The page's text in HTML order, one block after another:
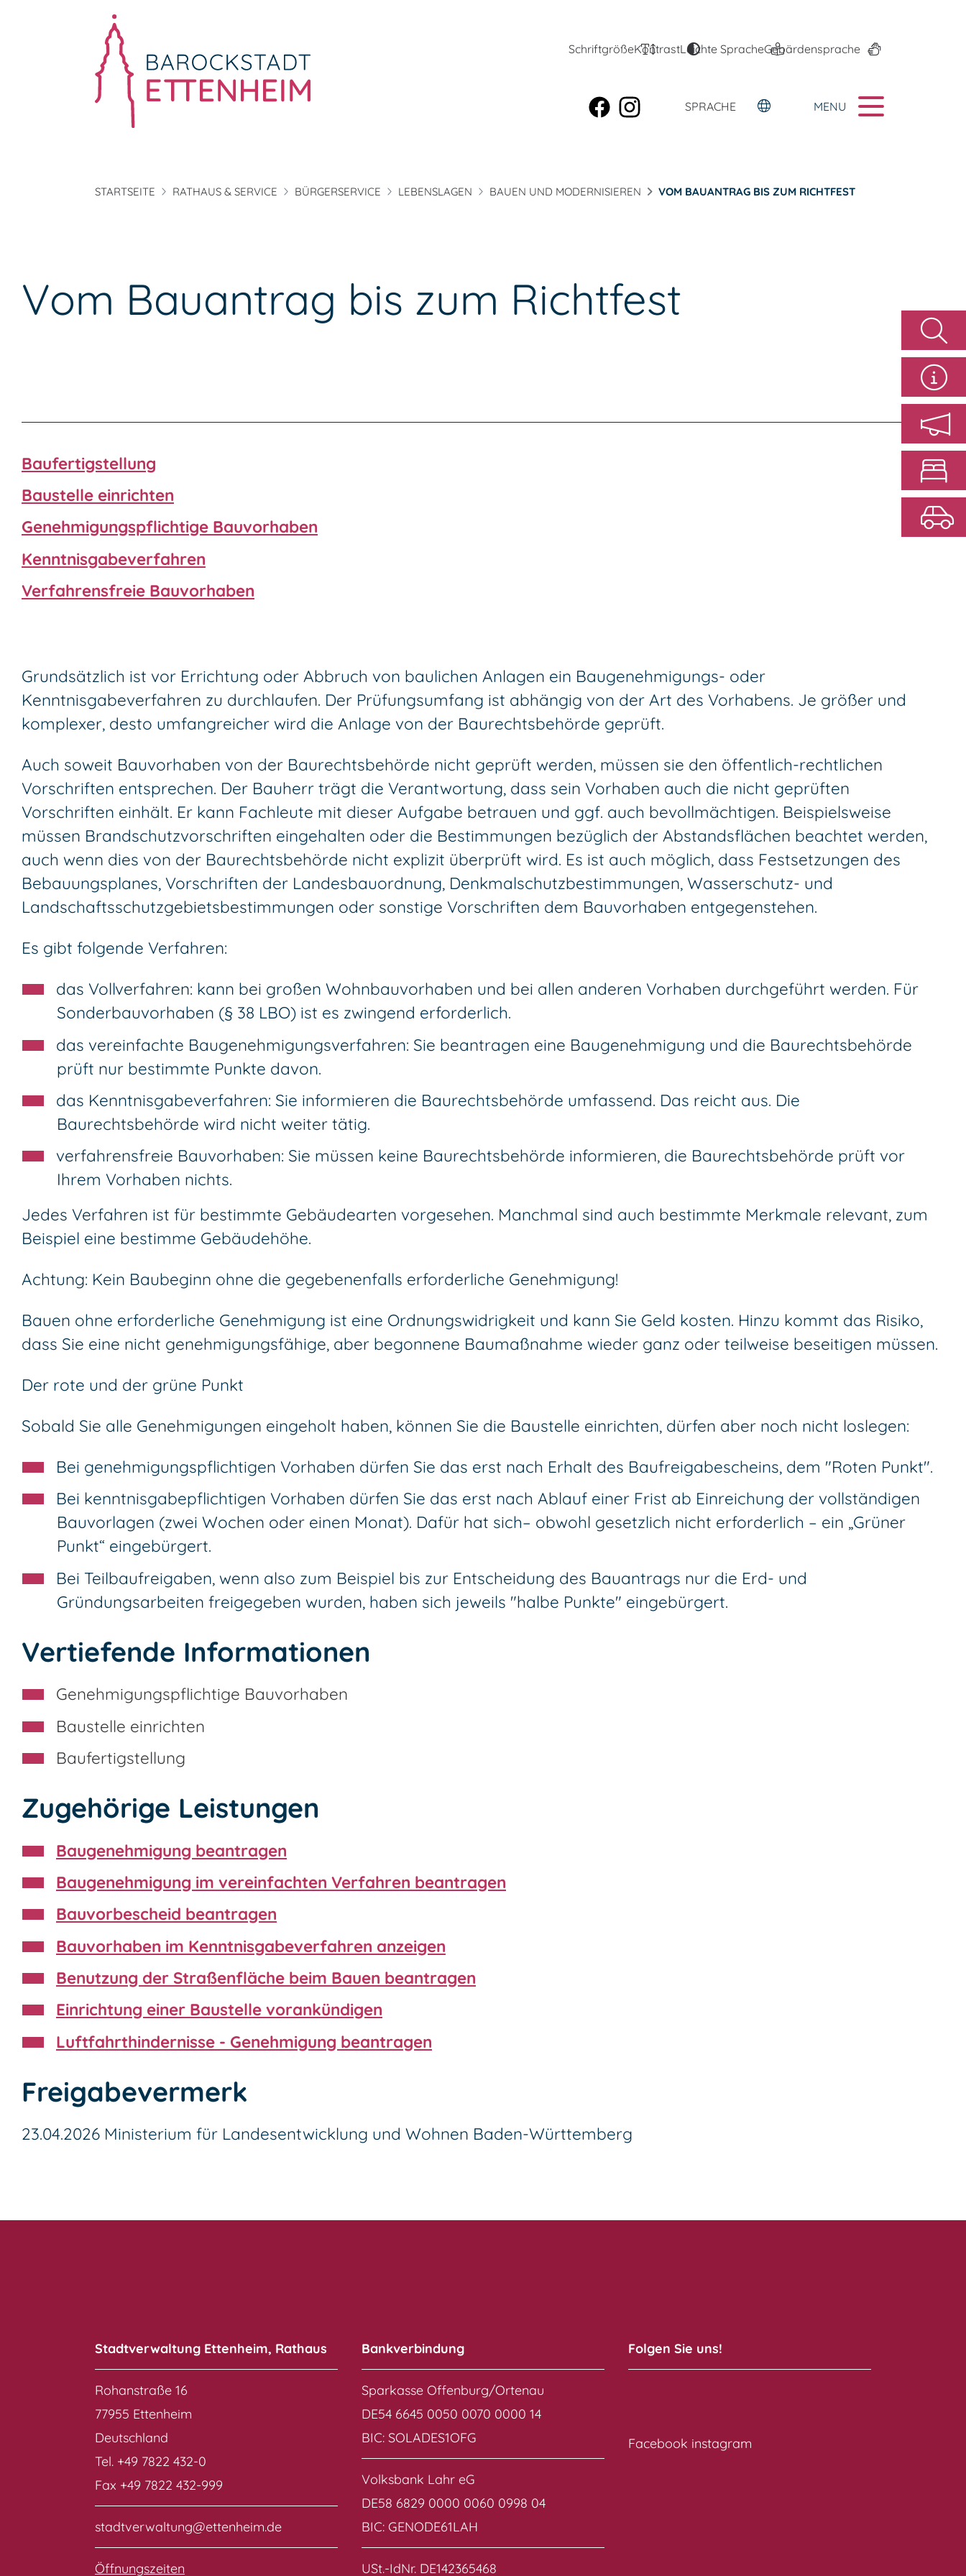
SchriftgrößeKontrastLeichte SpracheGebärdensprache
SPRACHE MENU
STARTSEITE RATHAUS & SERVICE BÜRGERSERVICE LEBENSLAGEN BAUEN UND MODERNISIEREN VOM BAUANTRAG BIS ZUM RICHTFEST
Vom Bauantrag bis zum Richtfest
Baufertigstellung
Baustelle einrichten
Genehmigungspflichtige Bauvorhaben
Kenntnisgabeverfahren
Verfahrensfreie Bauvorhaben
Grundsätzlich ist vor Errichtung oder Abbruch von baulichen Anlagen ein Baugenehmigungs- oder
Kenntnisgabeverfahren zu durchlaufen. Der Prüfungsumfang ist abhängig von der Art des Vorhabens. Je größer und
komplexer, desto umfangreicher wird die Anlage von der Baurechtsbehörde geprüft.
Auch soweit Bauvorhaben von der Baurechtsbehörde nicht geprüft werden, müssen sie den öffentlich-rechtlichen
Vorschriften entsprechen. Der Bauherr trägt die Verantwortung, dass sein Vorhaben auch die nicht geprüften
Vorschriften einhält. Er kann Fachleute mit dieser Aufgabe betrauen und ggf. auch bevollmächtigen. Beispielsweise
müssen Brandschutzvorschriften eingehalten oder die Bestimmungen bezüglich der Abstandsflächen beachtet werden,
auch wenn dies von der Baurechtsbehörde nicht explizit überprüft wird. Es ist auch möglich, dass Festsetzungen des
Bebauungsplanes, Vorschriften der Landesbauordnung, Denkmalschutzbestimmungen, Wasserschutz- und
Landschaftsschutzgebietsbestimmungen oder sonstige Vorschriften dem Bauvorhaben entgegenstehen.
Es gibt folgende Verfahren:
das Vollverfahren: kann bei großen Wohnbauvorhaben und bei allen anderen Vorhaben durchgeführt werden. Für
Sonderbauvorhaben (§ 38 LBO) ist es zwingend erforderlich.
das vereinfachte Baugenehmigungsverfahren: Sie beantragen eine Baugenehmigung und die Baurechtsbehörde
prüft nur bestimmte Punkte davon.
das Kenntnisgabeverfahren: Sie informieren die Baurechtsbehörde umfassend. Das reicht aus. Die
Baurechtsbehörde wird nicht weiter tätig.
verfahrensfreie Bauvorhaben: Sie müssen keine Baurechtsbehörde informieren, die Baurechtsbehörde prüft vor
Ihrem Vorhaben nichts.
Jedes Verfahren ist für bestimmte Gebäudearten vorgesehen. Manchmal sind auch bestimmte Merkmale relevant, zum
Beispiel eine bestimme Gebäudehöhe.
Achtung: Kein Baubeginn ohne die gegebenenfalls erforderliche Genehmigung!
Bauen ohne erforderliche Genehmigung ist eine Ordnungswidrigkeit und kann Sie Geld kosten. Hinzu kommt das Risiko,
dass Sie eine nicht genehmigungsfähige, aber begonnene Baumaßnahme wieder ganz oder teilweise beseitigen müssen.
Der rote und der grüne Punkt
Sobald Sie alle Genehmigungen eingeholt haben, können Sie die Baustelle einrichten, dürfen aber noch nicht loslegen:
Bei genehmigungspflichtigen Vorhaben dürfen Sie das erst nach Erhalt des Baufreigabescheins, dem "Roten Punkt".
Bei kenntnisgabepflichtigen Vorhaben dürfen Sie das erst nach Ablauf einer Frist ab Einreichung der vollständigen
Bauvorlagen (zwei Wochen oder einen Monat). Dafür hat sich– obwohl gesetzlich nicht erforderlich – ein „Grüner
Punkt“ eingebürgert.
Bei Teilbaufreigaben, wenn also zum Beispiel bis zur Entscheidung des Bauantrags nur die Erd- und
Gründungsarbeiten freigegeben wurden, haben sich jeweils "halbe Punkte" eingebürgert.
Vertiefende Informationen
Genehmigungspflichtige Bauvorhaben
Baustelle einrichten
Baufertigstellung
Zugehörige Leistungen
Baugenehmigung beantragen
Baugenehmigung im vereinfachten Verfahren beantragen
Bauvorbescheid beantragen
Bauvorhaben im Kenntnisgabeverfahren anzeigen
Benutzung der Straßenfläche beim Bauen beantragen
Einrichtung einer Baustelle vorankündigen
Luftfahrthindernisse - Genehmigung beantragen
Freigabevermerk
23.04.2026 Ministerium für Landesentwicklung und Wohnen Baden-Württemberg
Stadtverwaltung Ettenheim, Rathaus
Rohanstraße 16
77955 Ettenheim
Deutschland
Tel. +49 7822 432-0
Fax +49 7822 432-999
stadtverwaltung@ettenheim.de
Öffnungszeiten
Bankverbindung
Sparkasse Offenburg/Ortenau
DE54 6645 0050 0070 0000 14
BIC: SOLADES1OFG
Volksbank Lahr eG
DE58 6829 0000 0060 0998 04
BIC: GENODE61LAH
USt.-IdNr. DE142365468
Folgen Sie uns!
Facebook instagram